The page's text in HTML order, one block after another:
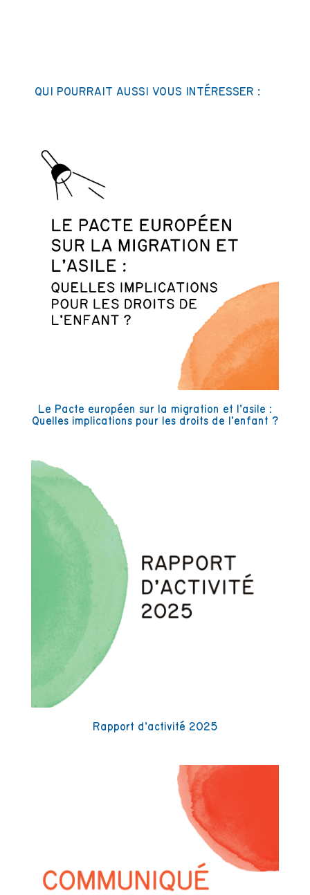
QUI POURRAIT AUSSI VOUS INTÉRESSER :
Le Pacte européen sur la migration et l’asile :
Quelles implications pour les droits de l’enfant ?
Rapport d’activité 2025